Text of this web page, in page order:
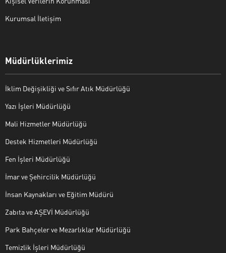
Kurumsal İletişim
Müdürlüklerimiz
İklim Değişikliği ve Sıfır Atık Müdürlüğü
Yazı İşleri Müdürlüğü
Mali Hizmetler Müdürlüğü
Destek Hizmetleri Müdürlüğü
Fen İşleri Müdürlüğü
İmar ve Şehircilik Müdürlüğü
İnsan Kaynakları ve Eğitim Müdürü
Zabıta ve AŞEVİ Müdürlüğü
Park Bahçeler ve Mezarlıklar Müdürlüğü
Temizlik İşleri Müdürlüğü